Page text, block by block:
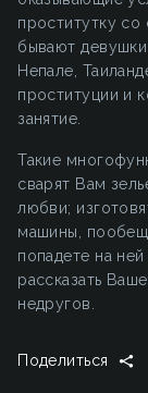
проститутку
бывают
Непале,
проституции и
занятие.
Такие
сварят Вам
любви;
машины,
попадете на
рассказать
недругов.
Поделиться